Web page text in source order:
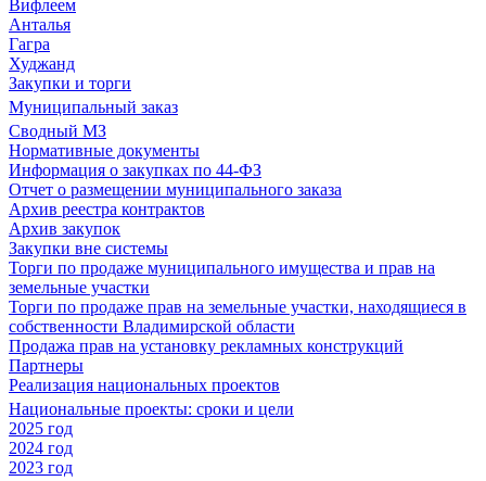
Вифлеем
Анталья
Гагра
Худжанд
Закупки и торги
Муниципальный заказ
Сводный МЗ
Нормативные документы
Информация о закупках по 44-ФЗ
Отчет о размещении муниципального заказа
Архив реестра контрактов
Архив закупок
Закупки вне системы
Торги по продаже муниципального имущества и прав на
земельные участки
Торги по продаже прав на земельные участки, находящиеся в
собственности Владимирской области
Продажа прав на установку рекламных конструкций
Партнеры
Реализация национальных проектов
Национальные проекты: сроки и цели
2025 год
2024 год
2023 год